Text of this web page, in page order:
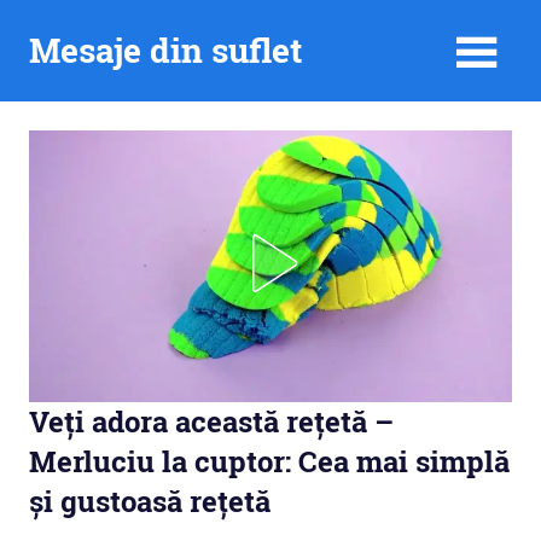
Mesaje din suflet
Veți adora această rețetă –
Merluciu la cuptor: Cea mai simplă
și gustoasă rețetă